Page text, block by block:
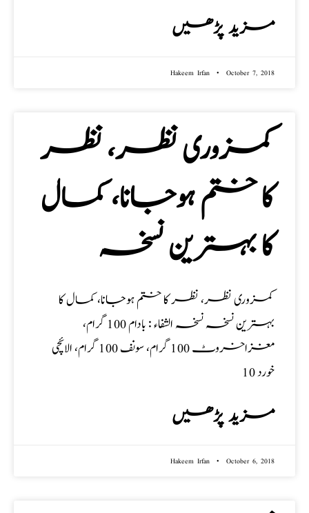
مزید پڑھیں
Hakeem Irfan October 7, 2018
کمزوری نظر، نظر
کا ختم ہوجانا، کمال
کا بہترین نسخہ
کمزوری نظر، نظر کا ختم ہوجانا، کمال کا
بہترین نسخہ نسخہ الشفاء : بادام 100 گرام،
مغزاخروٹ 100 گرام، سونف 100 گرام، الائچی
خورد 10
مزید پڑھیں
Hakeem Irfan October 6, 2018